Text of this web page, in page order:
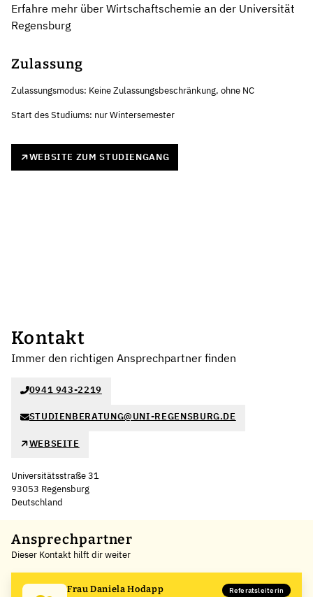
Erfahre mehr über Wirtschaftschemie an der Universität
Regensburg
Zulassung
Zulassungsmodus: Keine Zulassungsbeschränkung, ohne NC
Start des Studiums: nur Wintersemester
WEBSITE ZUM STUDIENGANG
Kontakt
Immer den richtigen Ansprechpartner finden
0941 943-2219
STUDIENBERATUNG@UNI-REGENSBURG.DE
WEBSEITE
Universitätsstraße 31
93053 Regensburg
Deutschland
+
−
Ansprechpartner
Dieser Kontakt hilft dir weiter
Frau Daniela Hodapp Referatsleiterin